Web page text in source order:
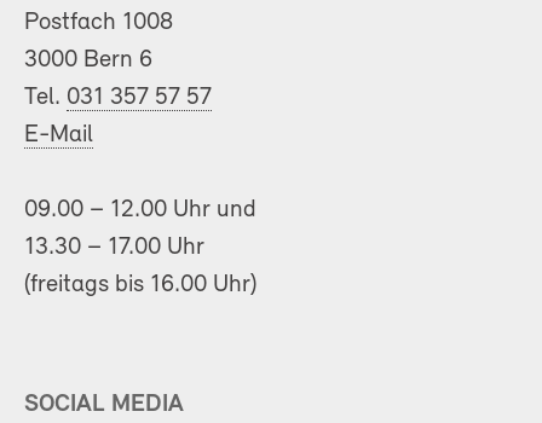
Postfach 1008
3000 Bern 6
Tel. 031 357 57 57
E-Mail
09.00 – 12.00 Uhr und
13.30 – 17.00 Uhr
(freitags bis 16.00 Uhr)
SOCIAL MEDIA